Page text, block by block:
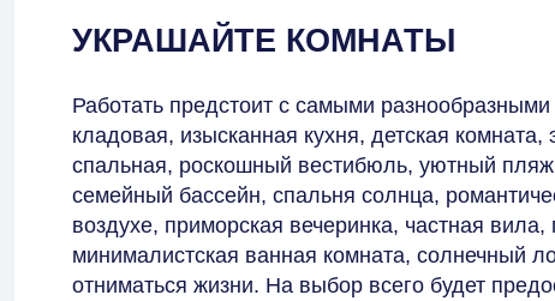
УКРАШАЙТЕ КОМНАТЫ
Работать предстоит с самыми
кладовая, изысканная кухня, детская
спальная, роскошный вестибюль, уютный
семейный бассейн, спальня солнца,
воздухе, приморская вечеринка, частная
минималистская ванная комната, солнечный
отниматься жизни. На выбор всего будет